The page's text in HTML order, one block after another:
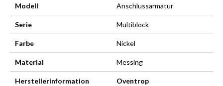
Modell Anschlussarmatur
Serie Multiblock
Farbe Nickel
Material Messing
Herstellerinformation
Oventrop